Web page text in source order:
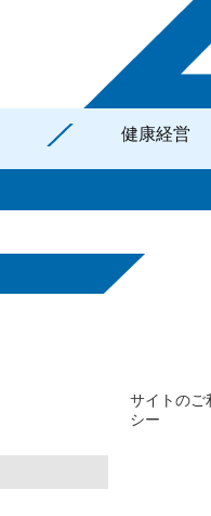
健康経営
サイトのご
シー